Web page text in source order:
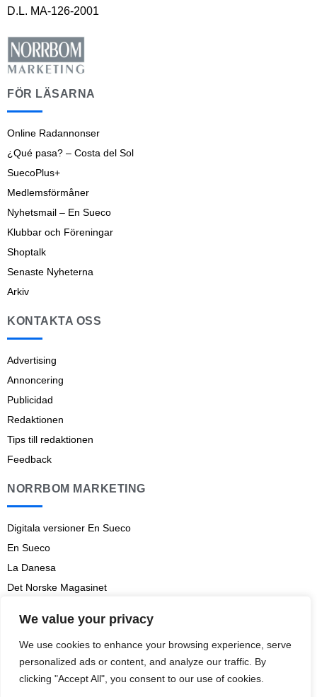
We value your privacy
We use cookies to enhance your browsing experience, serve
personalized ads or content, and analyze our traffic. By
clicking "Accept All", you consent to our use of cookies.
D.L. MA-126-2001
FÖR LÄSARNA
Online Radannonser
¿Qué pasa? – Costa del Sol
SuecoPlus+
Medlemsförmåner
Nyhetsmail – En Sueco
Klubbar och Föreningar
Shoptalk
Senaste Nyheterna
Arkiv
KONTAKTA OSS
Advertising
Annoncering
Publicidad
Redaktionen
Tips till redaktionen
Feedback
NORRBOM MARKETING
Digitala versioner En Sueco
En Sueco
La Danesa
Det Norske Magasinet
Aviso legal
Prenumerationsvillkor